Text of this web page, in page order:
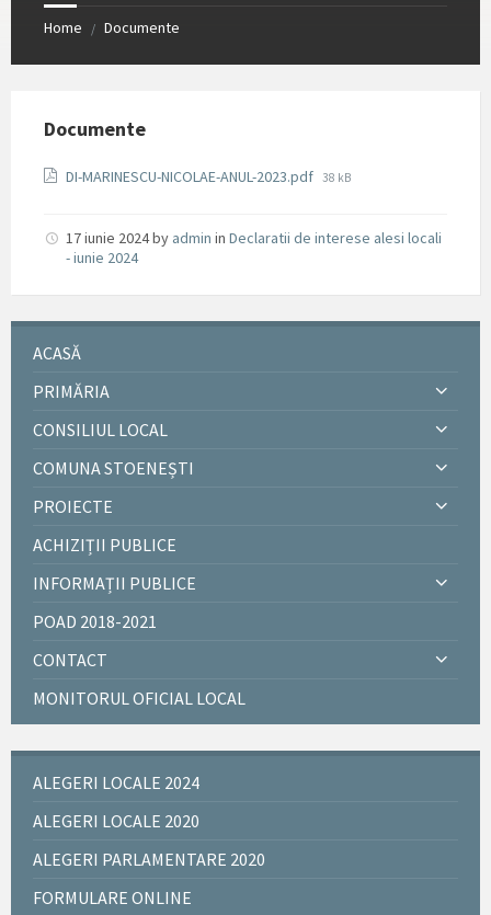
Home / Documente
Documente
DI-MARINESCU-NICOLAE-ANUL-2023.pdf File
38 kB
17 iunie 2024by admin in Declaratii de interese alesi locali
- iunie 2024
ACASĂ
PRIMĂRIA
CONSILIUL LOCAL
COMUNA STOENEȘTI
PROIECTE
ACHIZIȚII PUBLICE
INFORMAȚII PUBLICE
POAD 2018-2021
CONTACT
MONITORUL OFICIAL LOCAL
ALEGERI LOCALE 2024
ALEGERI LOCALE 2020
ALEGERI PARLAMENTARE 2020
FORMULARE ONLINE